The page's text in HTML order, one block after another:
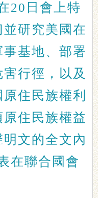
20日會上特
研究美國在
基地、部署
行徑，以及
住民族權利
住民族權益
文的全文內
在聯合國會